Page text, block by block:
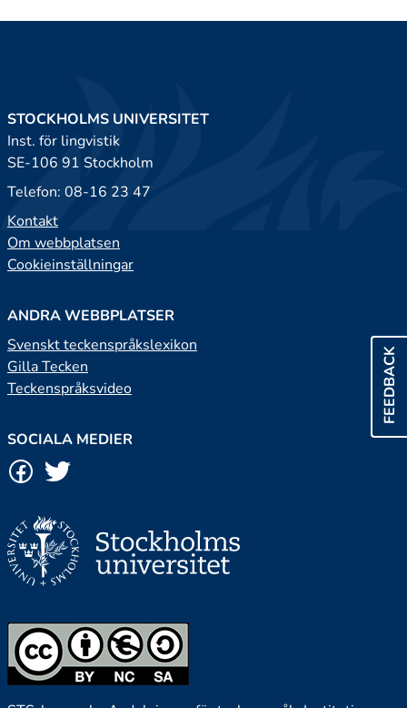
FEEDBACK
STOCKHOLMS UNIVERSITET
Inst. för lingvistik
SE-106 91 Stockholm
Telefon: 08-16 23 47
Kontakt
Om webbplatsen
Cookieinställningar
ANDRA WEBBPLATSER
Svenskt teckenspråkslexikon
Gilla Tecken
Teckenspråksvideo
SOCIALA MEDIER